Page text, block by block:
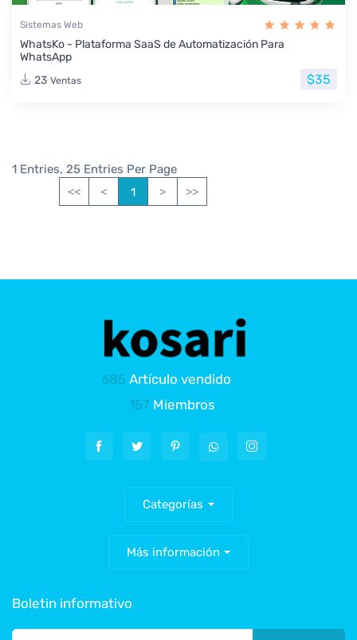
Sistemas Web
WhatsKo - Plataforma SaaS de Automatización Para
WhatsApp
23 Ventas $35
1 Entries, 25 Entries Per Page
<< < 1 > >>
685 Artículo vendido
157 Miembros
Categorías
Más información
Boletin informativo